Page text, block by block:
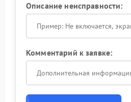
Описание неисправности:
Комментарий к заявке: